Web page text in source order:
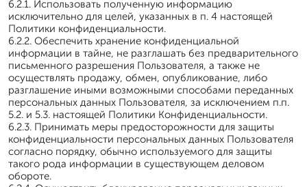
6.2.1. Использовать полученную информацию
исключительно для целей, указанных в п. 4 настоящей
Политики конфиденциальности.
6.2.2. Обеспечить хранение конфиденциальной
информации в тайне, не разглашать без предварительного
письменного разрешения Пользователя, а также не
осуществлять продажу, обмен, опубликование, либо
разглашение иными возможными способами переданных
персональных данных Пользователя, за исключением п.п.
5.2. и 5.3. настоящей Политики Конфиденциальности.
6.2.3. Принимать меры предосторожности для защиты
конфиденциальности персональных данных Пользователя
согласно порядку, обычно используемого для защиты
такого рода информации в существующем деловом
обороте.